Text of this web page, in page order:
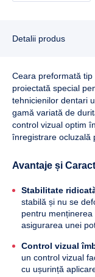
Detalii produs
Ceara preformată
proiectată special
tehnicienilor dentari
gamă variată de
control vizual optim
înregistrare ocluzală
Avantaje și
Stabilitate
stabilă și nu se
pentru
asigurarea unei
Control vizual
un control vizual
cu ușurință